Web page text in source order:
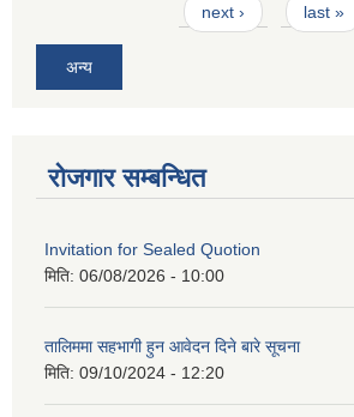
next › last »
अन्य
रोजगार सम्बन्धित
Invitation for Sealed Quotion
मिति: 06/08/2026 - 10:00
तालिममा सहभागी हुन आवेदन दिने बारे सूचना
मिति: 09/10/2024 - 12:20